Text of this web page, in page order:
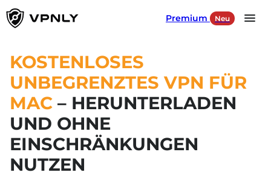
Premium Neu
Language
Produkte
Für Spiele
Für soziale Netzwerke
KOSTENLOSES
UNBEGRENZTES VPN FÜR
MAC – HERUNTERLADEN
UND OHNE
EINSCHRÄNKUNGEN
NUTZEN